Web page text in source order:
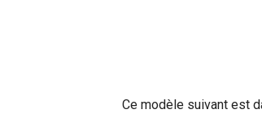
Ce modèle suivant est